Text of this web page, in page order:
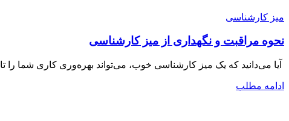
میز کارشناسی
نحوه مراقبت و نگهداری از میز کارشناسی
آیا می‌دانید که یک میز کارشناسی خوب، می‌تواند بهره‌وری کاری شما را تا ۳۰٪ افزایش دهد؟ تصور کنید صبح وارد دفترتان می‌شوید، همه‌چی...
ادامه مطلب